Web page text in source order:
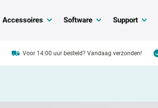
Accessoires Software Support
Voor 14:00 uur besteld? Vandaag verzonden!